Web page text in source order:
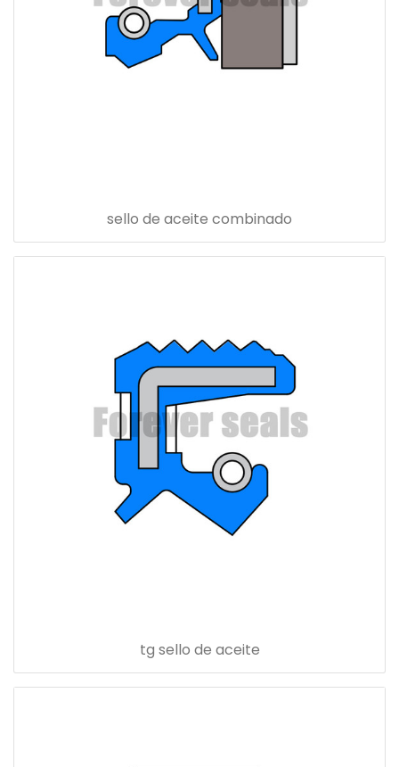
sello de aceite combinado
tg sello de aceite